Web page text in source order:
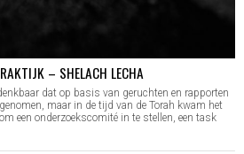
– SHELACH LECHA
dat op basis van geruchten en rapporten
maar in de tijd van de Torah kwam het
een onderzoekscomité in te stellen, een task